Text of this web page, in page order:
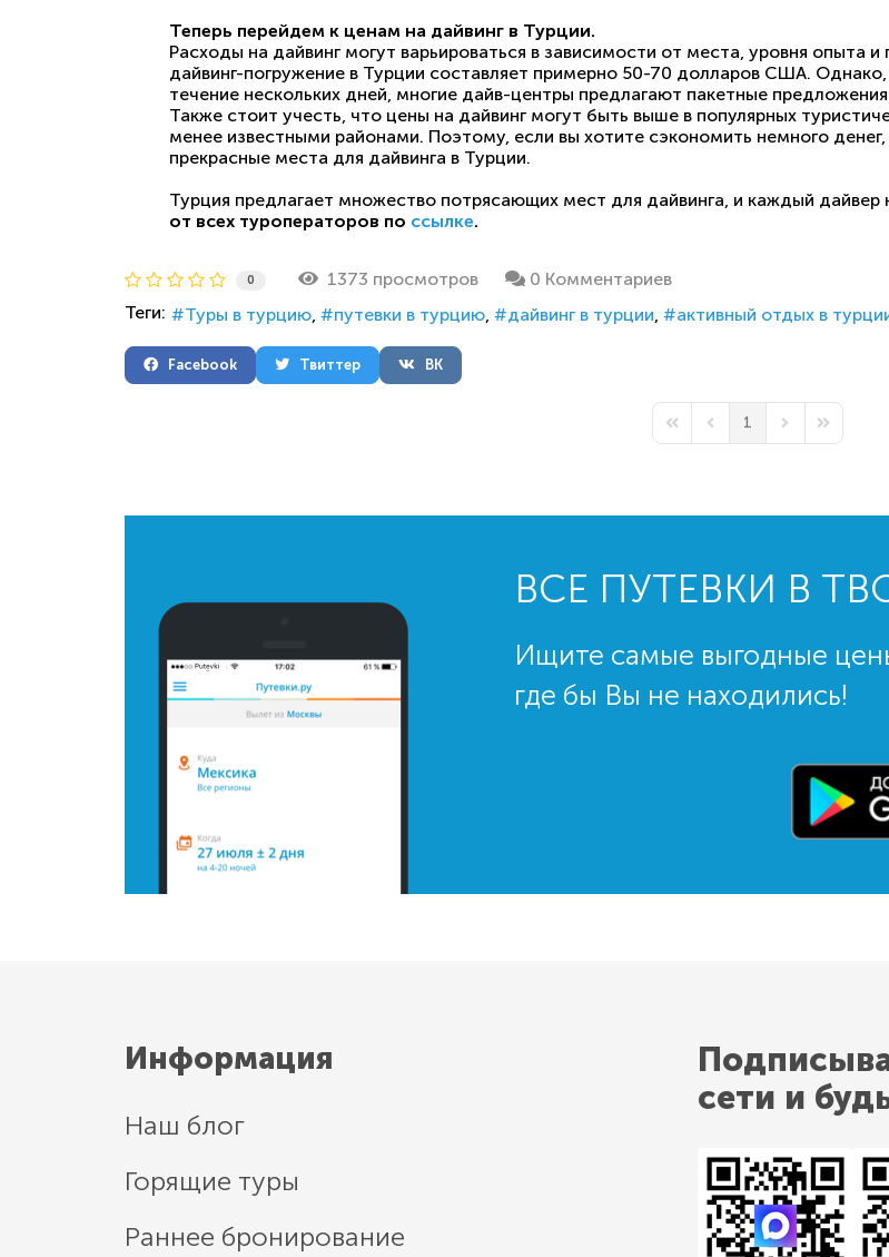
Теперь перейдем к ценам на дайвинг в Турции.
Расходы на дайвинг могут варьироваться в зависимости от места, уровня опыта
дайвинг-погружение в Турции составляет примерно 50-70 долларов США.
течение нескольких дней, многие дайв-центры предлагают пакетные
Также стоит учесть, что цены на дайвинг могут быть выше в популярных
менее известными районами. Поэтому, если вы хотите сэкономить немного
прекрасные места для дайвинга в Турции.
Турция предлагает множество потрясающих мест для дайвинга, и каждый
от всех туроператоров по ссылке.
0 1373 просмотров
0 Комментариев
Теги:
Туры в турцию путевки в турцию дайвинг в турции активный отдых в
Facebook Твиттер ВК
First PagePrevious Page
1 Next PageLast Page
ВСЕ ПУТЕВКИ В
Ищите самые выгодные
где бы Вы не находились!
Информация
Наш блог
Горящие туры
Раннее бронирование
сети и